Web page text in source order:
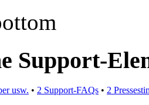
Support-
usw. • 2 Support-FAQs • 2